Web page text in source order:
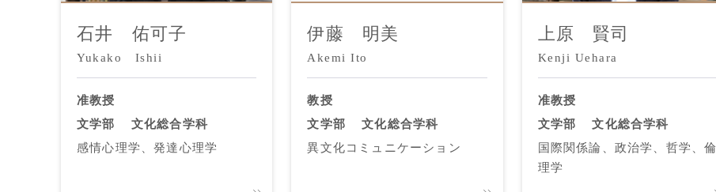
石井 佑可子
Yukako Ishii
准教授
文学部
文化総合学科
感情心理学、発達心理学
伊藤 明美
Akemi Ito
教授
文学部
文化総合学科
異文化コミュニケーション
上原 賢司
Kenji Uehara
准教授
文学部
文化総合学科
国際関係論、政治学、哲学、倫
理学